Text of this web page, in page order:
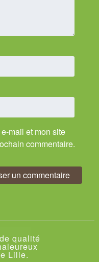
mail et mon site
commentaire.
qualité
Lille.